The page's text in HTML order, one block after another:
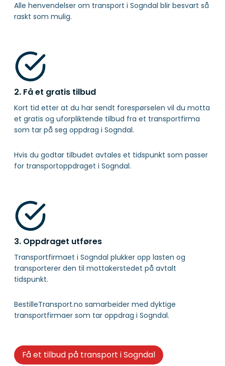
Alle henvendelser om transport i Sogndal blir besvart så
raskt som mulig.
2. Få et gratis tilbud
Kort tid etter at du har sendt forespørselen vil du motta
et gratis og uforpliktende tilbud fra et transportfirma
som tar på seg oppdrag i Sogndal.
Hvis du godtar tilbudet avtales et tidspunkt som passer
for transportoppdraget i Sogndal.
3. Oppdraget utføres
Transportfirmaet i Sogndal plukker opp lasten og
transporterer den til mottakerstedet på avtalt
tidspunkt.
BestilleTransport.no samarbeider med dyktige
transportfirmaer som tar oppdrag i Sogndal.
Få et tilbud på transport i Sogndal